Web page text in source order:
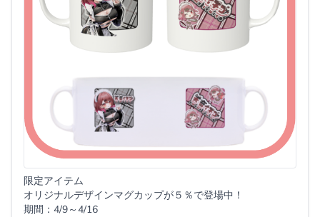
限定アイテム
オリジナルデザインマグカップが５％で登場中！
期間：4/9～4/16